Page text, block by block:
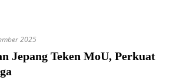
2025
Jepang Teken MoU, Perkuat